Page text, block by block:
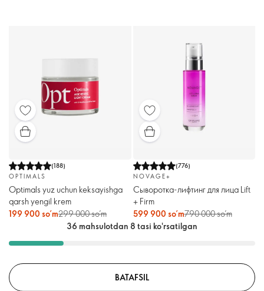
(188)
OPTIMALS
Optimals yuz uchun keksayishga
qarsh yengil krem
199 900 so’m299 000 so’m
(776)
NOVAGE+
Сыворотка-лифтинг для лица Lift
+ Firm
599 900 so’m790 000 so’m
36 mahsulotdan 8 tasi ko'rsatilgan
BATAFSIL